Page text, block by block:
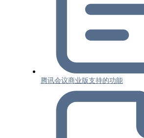
腾讯会议商业版支持的功能